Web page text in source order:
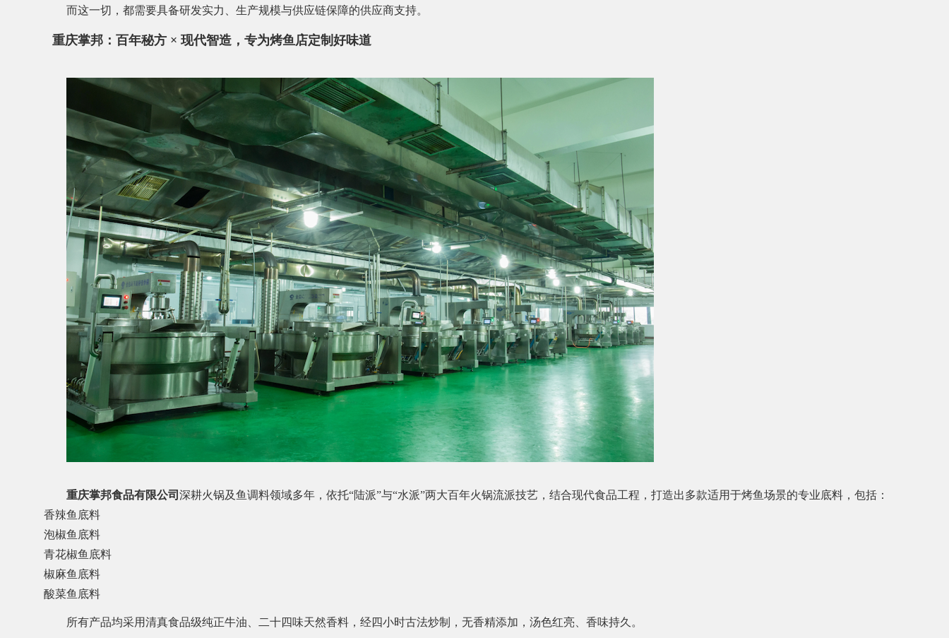
而这一切，都需要具备研发实力、生产规模与供应链保障的供应商支持。
重庆掌邦：百年秘方 × 现代智造，专为烤鱼店定制好味道
重庆掌邦食品有限公司 深耕火锅及鱼调料领域多年，依托“陆派”与“水派”两大百年火锅流派技艺，结合现代食品工程，打造出多款适用于烤鱼场景的专业底料，包括：
香辣鱼底料
泡椒鱼底料
青花椒鱼底料
椒麻鱼底料
酸菜鱼底料
所有产品均采用清真食品级纯正牛油、二十四味天然香料，经四小时古法炒制，无香精添加，汤色红亮、香味持久。